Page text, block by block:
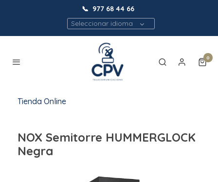
📞 977 68 44 66
Seleccionar idioma
0
Tienda Online
NOX Semitorre HUMMERGLOCK
Negra